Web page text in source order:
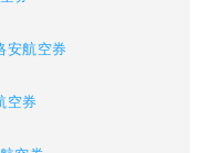
安航空券
空券